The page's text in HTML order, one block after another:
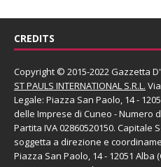
CREDITS
Copyright © 2015-2022 Gazzetta
ST PAULS INTERNATIONAL S.R.L.
Legale: Piazza San Paolo, 14 -
delle Imprese di Cuneo - Numero
Partita IVA 02860520150. Capitale
soggetta a direzione e
Piazza San Paolo, 14 - 12051 Alba